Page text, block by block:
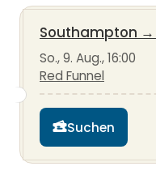
Southampton →
So., 9. Aug., 16:00
Red Funnel
Suchen